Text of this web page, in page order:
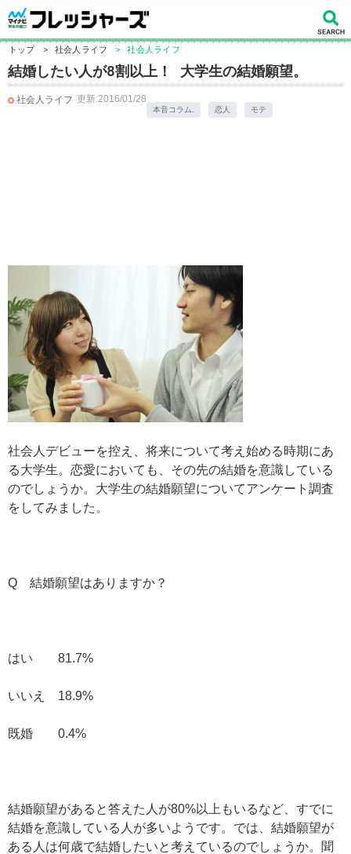
トップ > 社会人ライフ > 社会人ライフ
結婚したい人が8割以上！ 大学生の結婚願望。
社会人ライフ 更新:2016/01/28
本音コラム. 恋人 モテ
社会人デビューを控え、将来について考え始める時期にあ
る大学生。恋愛においても、その先の結婚を意識している
のでしょうか。大学生の結婚願望についてアンケート調査
をしてみました。
Q 結婚願望はありますか？
はい 81.7%
いいえ 18.9%
既婚 0.4%
結婚願望があると答えた人が80%以上もいるなど、すでに
結婚を意識している人が多いようです。では、結婚願望が
ある人は何歳で結婚したいと考えているのでしょうか。聞